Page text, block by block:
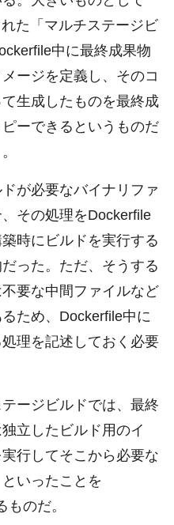
た「マルチステージビ
中に最終成果物
ージを定義し、そのコ
生成したものを最終成
ーできるというものだ
が必要なバイナリファ
その処理をDockerfile
時にビルドを実行する
った。ただ、そうする
要な中間ファイルなど
ため、Dockerfile中に
理を記述しておく必要
ージビルドでは、最終
立したビルド用のイ
行してそこから必要な
いったことを
のだ。